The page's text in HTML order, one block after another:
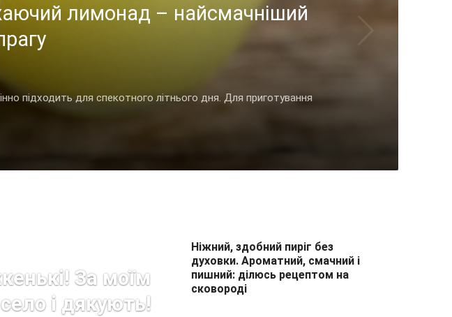
лимонад – найсмачніший
підходить для спекотного літнього дня. Для приготування
За моїм
і дякують!
Ніжний, здобний пиріг без
духовки. Ароматний, смачний і
пишний: ділюсь рецептом на
сковороді